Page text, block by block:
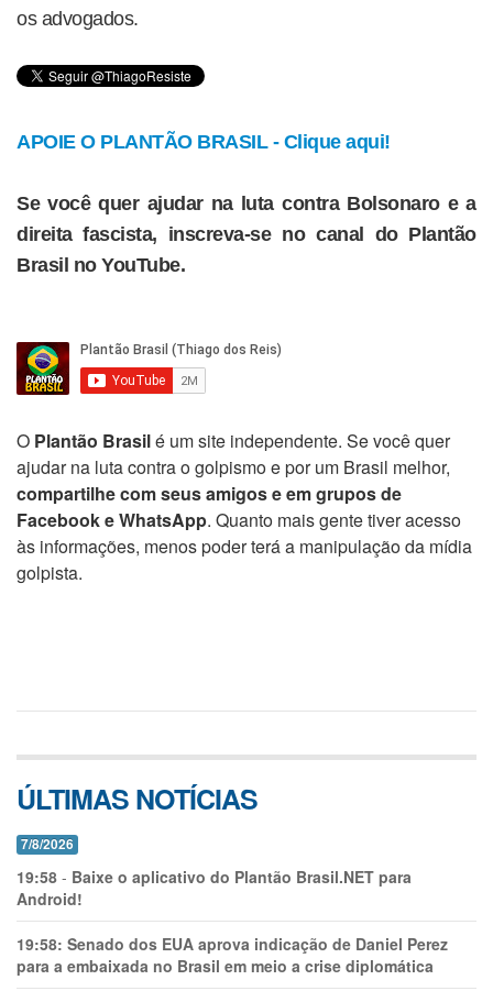
os advogados.
APOIE O PLANTÃO BRASIL - Clique aqui!
Se você quer ajudar na luta contra Bolsonaro e a
direita fascista, inscreva-se no canal do Plantão
Brasil no YouTube.
O Plantão Brasilé um site independente. Se você quer
ajudar na luta contra o golpismo e por um Brasil melhor,
compartilhe com seus amigos e em grupos de
Facebook e WhatsApp. Quanto mais gente tiver acesso
às informações, menos poder terá a manipulação da mídia
golpista.
ÚLTIMAS NOTÍCIAS
7/8/2026
19:58 - Baixe o aplicativo do Plantão Brasil.NET para
Android!
19:58: Senado dos EUA aprova indicação de Daniel Perez
para a embaixada no Brasil em meio a crise diplomática